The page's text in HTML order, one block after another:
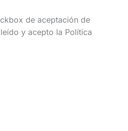
de aceptación de
y acepto la Política